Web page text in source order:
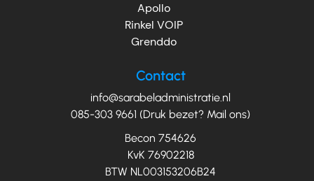
Apollo
Rinkel VOIP
Grenddo
Contact
info@sarabeladministratie.nl
085-303 9661 (Druk bezet? Mail ons)
Becon 754626
KvK 76902218
BTW NL003153206B24